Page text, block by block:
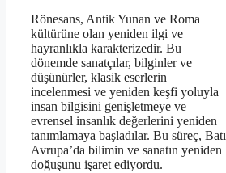
Rönesans, Antik Yunan ve Roma
kültürüne olan yeniden ilgi ve
hayranlıkla karakterizedir. Bu
dönemde sanatçılar, bilginler ve
düşünürler, klasik eserlerin
incelenmesi ve yeniden keşfi yoluyla
insan bilgisini genişletmeye ve
evrensel insanlık değerlerini yeniden
tanımlamaya başladılar. Bu süreç, Batı
Avrupa’da bilimin ve sanatın yeniden
doğuşunu işaret ediyordu.